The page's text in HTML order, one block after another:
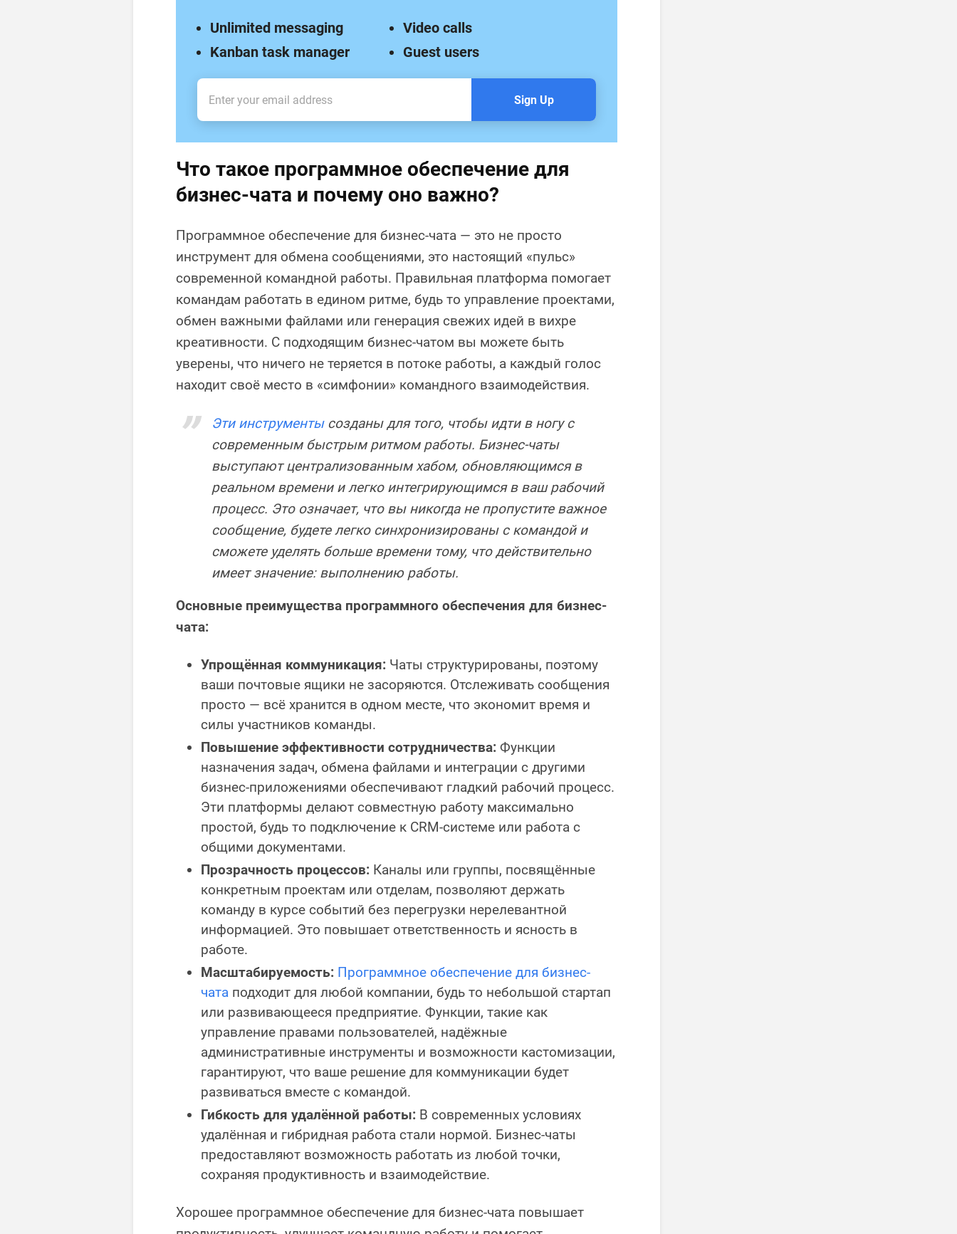
Unlimited messaging
Video calls
Kanban task manager
Guest users
Sign Up
Что такое программное обеспечение для
бизнес-чата и почему оно важно?
Программное обеспечение для бизнес-чата — это не просто
инструмент для обмена сообщениями, это настоящий «пульс»
современной командной работы. Правильная платформа помогает
командам работать в едином ритме, будь то управление проектами,
обмен важными файлами или генерация свежих идей в вихре
креативности. С подходящим бизнес-чатом вы можете быть
уверены, что ничего не теряется в потоке работы, а каждый голос
находит своё место в «симфонии» командного взаимодействия.
Эти инструментысозданы для того, чтобы идти в ногу с
современным быстрым ритмом работы. Бизнес-чаты
выступают централизованным хабом, обновляющимся в
реальном времени и легко интегрирующимся в ваш рабочий
процесс. Это означает, что вы никогда не пропустите важное
сообщение, будете легко синхронизированы с командой и
сможете уделять больше времени тому, что действительно
имеет значение: выполнению работы.
Основные преимущества программного обеспечения для бизнес-
чата:
Упрощённая коммуникация: Чаты структурированы, поэтому
ваши почтовые ящики не засоряются. Отслеживать сообщения
просто — всё хранится в одном месте, что экономит время и
силы участников команды.
Повышение эффективности сотрудничества: Функции
назначения задач, обмена файлами и интеграции с другими
бизнес-приложениями обеспечивают гладкий рабочий процесс.
Эти платформы делают совместную работу максимально
простой, будь то подключение к CRM-системе или работа с
общими документами.
Прозрачность процессов: Каналы или группы, посвящённые
конкретным проектам или отделам, позволяют держать
команду в курсе событий без перегрузки нерелевантной
информацией. Это повышает ответственность и ясность в
работе.
Масштабируемость: Программное обеспечение для бизнес-
чата подходит для любой компании, будь то небольшой стартап
или развивающееся предприятие. Функции, такие как
управление правами пользователей, надёжные
административные инструменты и возможности кастомизации,
гарантируют, что ваше решение для коммуникации будет
развиваться вместе с командой.
Гибкость для удалённой работы: В современных условиях
удалённая и гибридная работа стали нормой. Бизнес-чаты
предоставляют возможность работать из любой точки,
сохраняя продуктивность и взаимодействие.
Хорошее программное обеспечение для бизнес-чата повышает